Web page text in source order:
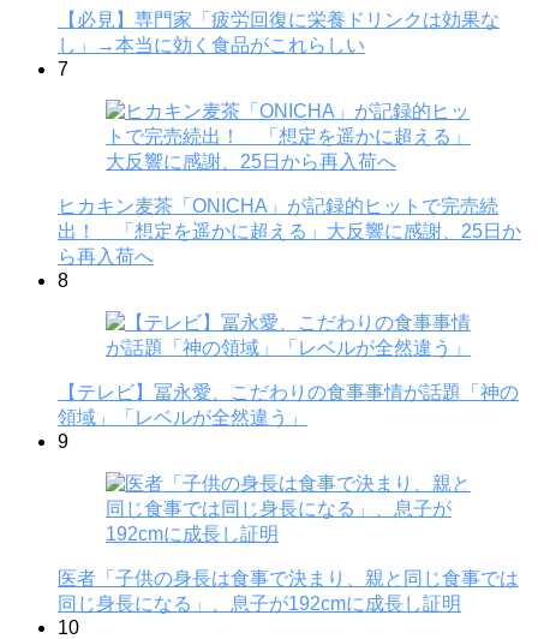
【必見】専門家「疲労回復に栄養ドリンクは効果な
し」→本当に効く食品がこれらしい
7
ヒカキン麦茶「ONICHA」が記録的ヒットで完売続
出！ 「想定を遥かに超える」大反響に感謝、25日か
ら再入荷へ
8
【テレビ】冨永愛、こだわりの食事事情が話題「神の
領域」「レベルが全然違う」
9
医者「子供の身長は食事で決まり、親と同じ食事では
同じ身長になる」、息子が192cmに成長し証明
10